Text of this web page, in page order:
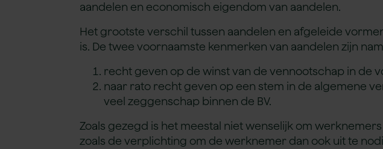
aandelen en economisch eigendom van aandelen.
Het grootste verschil tussen aandelen en afgeleide
is. De twee voornaamste kenmerken van aandelen zijn
recht geven op de winst van de vennootschap in de
naar rato recht geven op een stem in de algemene
veel zeggenschap binnen de BV.
Zoals gezegd is het meestal niet wenselijk om
zoals de verplichting om de werknemer dan ook uit te